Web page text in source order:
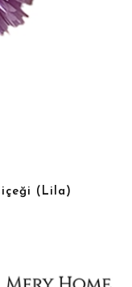
(Lila)